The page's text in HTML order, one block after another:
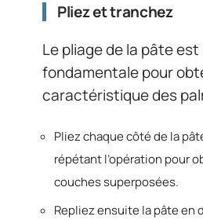
Pliez et tranchez
Le pliage de la pâte
fondamentale pour
caractéristique des
Pliez chaque côté de la
répétant l’opération pour
couches superposées.
Repliez ensuite la pâte en